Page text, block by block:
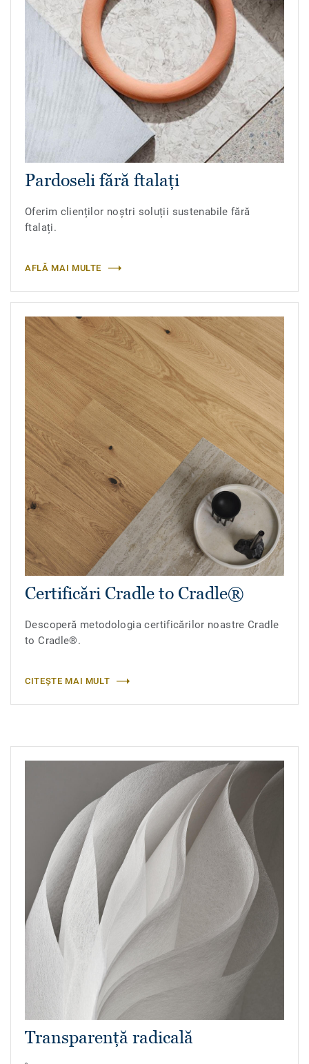
Pardoseli fără ftalați
Oferim clienților noștri soluții sustenabile fără
ftalați.
AFLĂ MAI MULTE
Certificări Cradle to Cradle®
Descoperă metodologia certificărilor noastre Cradle
to Cradle®.
CITEȘTE MAI MULT
Transparență radicală